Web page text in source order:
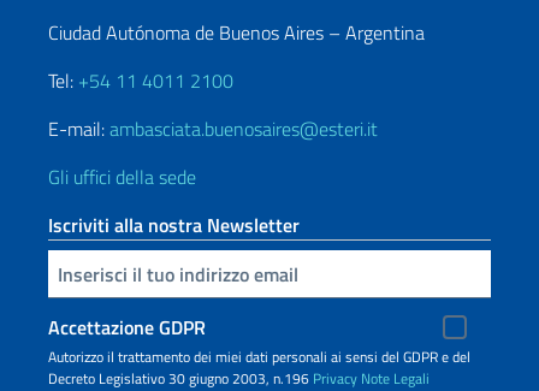
Ciudad Autónoma de Buenos Aires – Argentina
Tel: +54 11 4011 2100
E-mail:ambasciata.buenosaires@esteri.it
Gli uffici della sede
Iscriviti alla nostra Newsletter
Inserisci la tua email
Accettazione GDPR
Autorizzo il trattamento dei miei dati personali ai sensi del GDPR e del
Decreto Legislativo 30 giugno 2003, n.196 Privacy Note Legali